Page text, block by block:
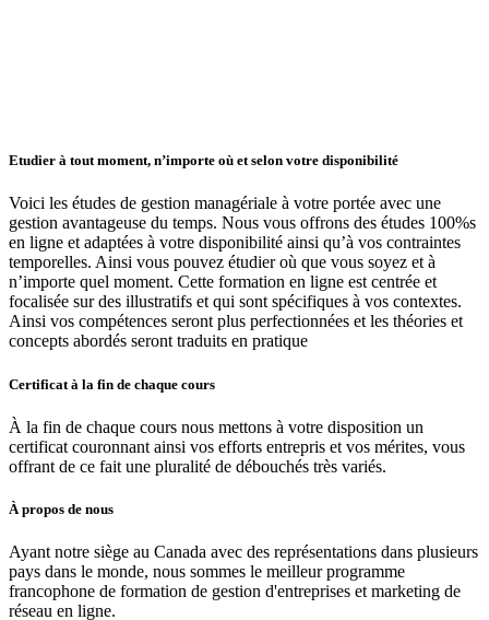
Etudier à tout moment, n’importe où et selon votre disponibilité
Voici les études de gestion managériale à votre portée avec une
gestion avantageuse du temps. Nous vous offrons des études 100%s
en ligne et adaptées à votre disponibilité ainsi qu’à vos contraintes
temporelles. Ainsi vous pouvez étudier où que vous soyez et à
n’importe quel moment. Cette formation en ligne est centrée et
focalisée sur des illustratifs et qui sont spécifiques à vos contextes.
Ainsi vos compétences seront plus perfectionnées et les théories et
concepts abordés seront traduits en pratique
Certificat à la fin de chaque cours
À la fin de chaque cours nous mettons à votre disposition un
certificat couronnant ainsi vos efforts entrepris et vos mérites, vous
offrant de ce fait une pluralité de débouchés très variés.
À propos de nous
Ayant notre siège au Canada avec des représentations dans plusieurs
pays dans le monde, nous sommes le meilleur programme
francophone de formation de gestion d'entreprises et marketing de
réseau en ligne.